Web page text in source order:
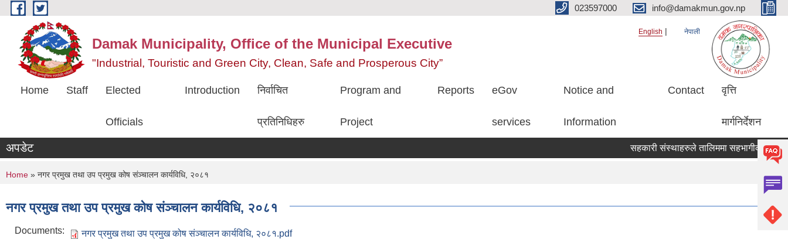
Skip to main content 023597000 info@damakmun.gov.np
Damak Municipality, Office of the Municipal Executive
"Industrial, Touristic and Green City, Clean, Safe and Prosperous City”
English नेपाली
Home Staff Elected
Officials
Introduction निर्वाचित
प्रतिनिधिहरु
Program and
Project
Reports eGov
services
Notice and
Information
Contact वृत्ति
मार्गनिर्देशन
अपडेट सहकारी संस्थाहरुले तालिममा सहभागीको नाम
You are here
Home » नगर प्रमुख तथा उप प्रमुख कोष संञ्चालन कार्यविधि, २०८१
नगर प्रमुख तथा उप प्रमुख कोष संञ्चालन कार्यविधि, २०८१
Documents:
नगर प्रमुख तथा उप प्रमुख कोष संञ्चालन कार्यविधि, २०८१.pdf